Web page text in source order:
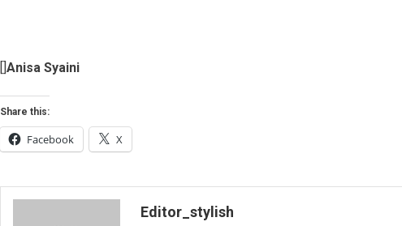
[]Anisa Syaini
Share this:
Facebook X
Editor_stylish